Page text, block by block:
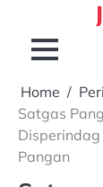
content
Home
Satgas
Pangan